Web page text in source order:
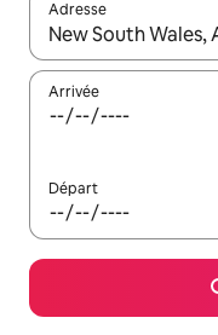
Adresse
Lorsque les résultats
Arrivée
Départ